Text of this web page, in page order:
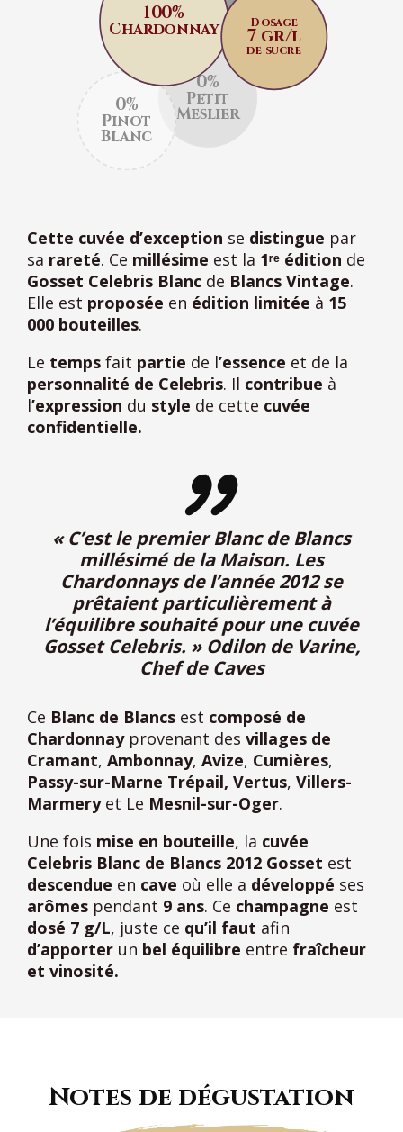
Dosage
7 gr/l
de sucre
100%
Chardonnay
0%
Petit
Meslier
0%
Pinot
Blanc
Cette cuvée d’exception se distingue par
sa rareté. Ce millésime est la 1ʳᵉ édition de
Gosset Celebris Blanc de Blancs Vintage.
Elle est proposée en édition limitée à 15
000 bouteilles.
Le temps fait partie de l’essence et de la
personnalité de Celebris. Il contribue à
l’expression du style de cette cuvée
confidentielle.
« C’est le premier Blanc de Blancs
millésimé de la Maison. Les
Chardonnays de l’année 2012 se
prêtaient particulièrement à
l’équilibre souhaité pour une cuvée
Gosset Celebris. » Odilon de Varine,
Chef de Caves
Ce Blanc de Blancs est composé de
Chardonnayprovenant des villages de
Cramant, Ambonnay, Avize, Cumières,
Passy-sur-Marne Trépail, Vertus, Villers-
Marmeryet Le Mesnil-sur-Oger.
Une fois mise en bouteille, la cuvée
Celebris Blanc de Blancs 2012 Gosset est
descendue en cave où elle a développé ses
arômes pendant 9 ans. Ce champagne est
dosé 7 g/L, juste ce qu’il faut afin
d’apporter un bel équilibre entre fraîcheur
et vinosité.
Notes de dégustation